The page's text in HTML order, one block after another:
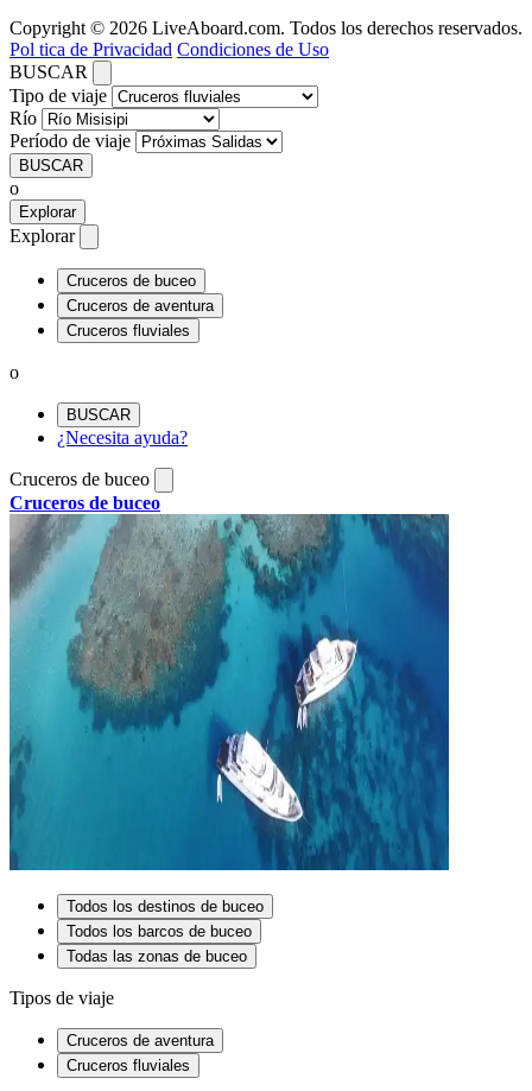
Copyright © 2026 LiveAboard.com. Todos los derechos reservados.
Pol tica de Privacidad Condiciones de Uso
BUSCAR
Tipo de viaje
Río
Período de viaje
BUSCAR
o
Explorar
Explorar
Cruceros de buceo
Cruceros de aventura
Cruceros fluviales
o
BUSCAR
¿Necesita ayuda?
Cruceros de buceo
Cruceros de buceo
Todos los destinos de buceo
Todos los barcos de buceo
Todas las zonas de buceo
Tipos de viaje
Cruceros de aventura
Cruceros fluviales